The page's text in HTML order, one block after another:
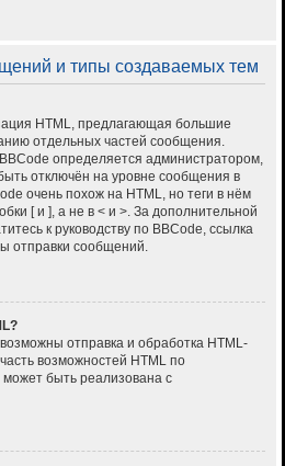
и типы создаваемых тем
HTML, предлагающая большие
отдельных частей сообщения.
определяется администратором,
отключён на уровне сообщения в
очень похож на HTML, но теги в нём
[ и ], а не в < и >. За дополнительной
к руководству по BBCode, ссылка
отправки сообщений.
отправка и обработка HTML-
возможностей HTML по
быть реализована с